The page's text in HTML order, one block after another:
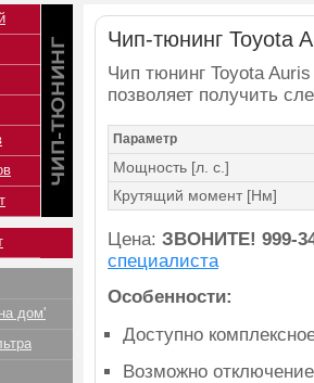
Чип-тюнинг Toyota
Чип тюнинг Toyota
позволяет получить
Параметр
Мощность [л. с.]
Крутящий момент [Нм]
Цена: ЗВОНИТЕ! 999-
специалиста
Особенности:
Доступно
Возможно
дом'